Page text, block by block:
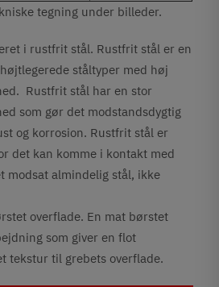
tegning under billeder.
i rustfrit stål. Rustfrit stål er en
ståltyper med høj
Rustfrit stål har en stor
som gør det modstandsdygtig
og korrosion. Rustfrit stål er
det kan komme i kontakt med
modsat almindelig stål, ikke
overflade. En mat børstet
som giver en flot
tekstur til grebets overflade.